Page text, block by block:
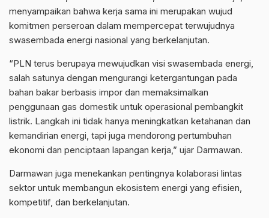
menyampaikan bahwa kerja sama ini merupakan wujud
komitmen perseroan dalam mempercepat terwujudnya
swasembada energi nasional yang berkelanjutan.
“PLN terus berupaya mewujudkan visi swasembada energi,
salah satunya dengan mengurangi ketergantungan pada
bahan bakar berbasis impor dan memaksimalkan
penggunaan gas domestik untuk operasional pembangkit
listrik. Langkah ini tidak hanya meningkatkan ketahanan dan
kemandirian energi, tapi juga mendorong pertumbuhan
ekonomi dan penciptaan lapangan kerja,” ujar Darmawan.
Darmawan juga menekankan pentingnya kolaborasi lintas
sektor untuk membangun ekosistem energi yang efisien,
kompetitif, dan berkelanjutan.